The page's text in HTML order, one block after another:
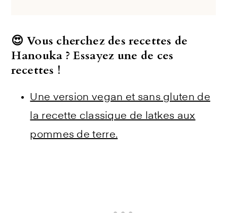
😍 Vous cherchez des recettes de
Hanouka ? Essayez une de ces
recettes !
Une version vegan et sans gluten de
la recette classique de latkes aux
pommes de terre.